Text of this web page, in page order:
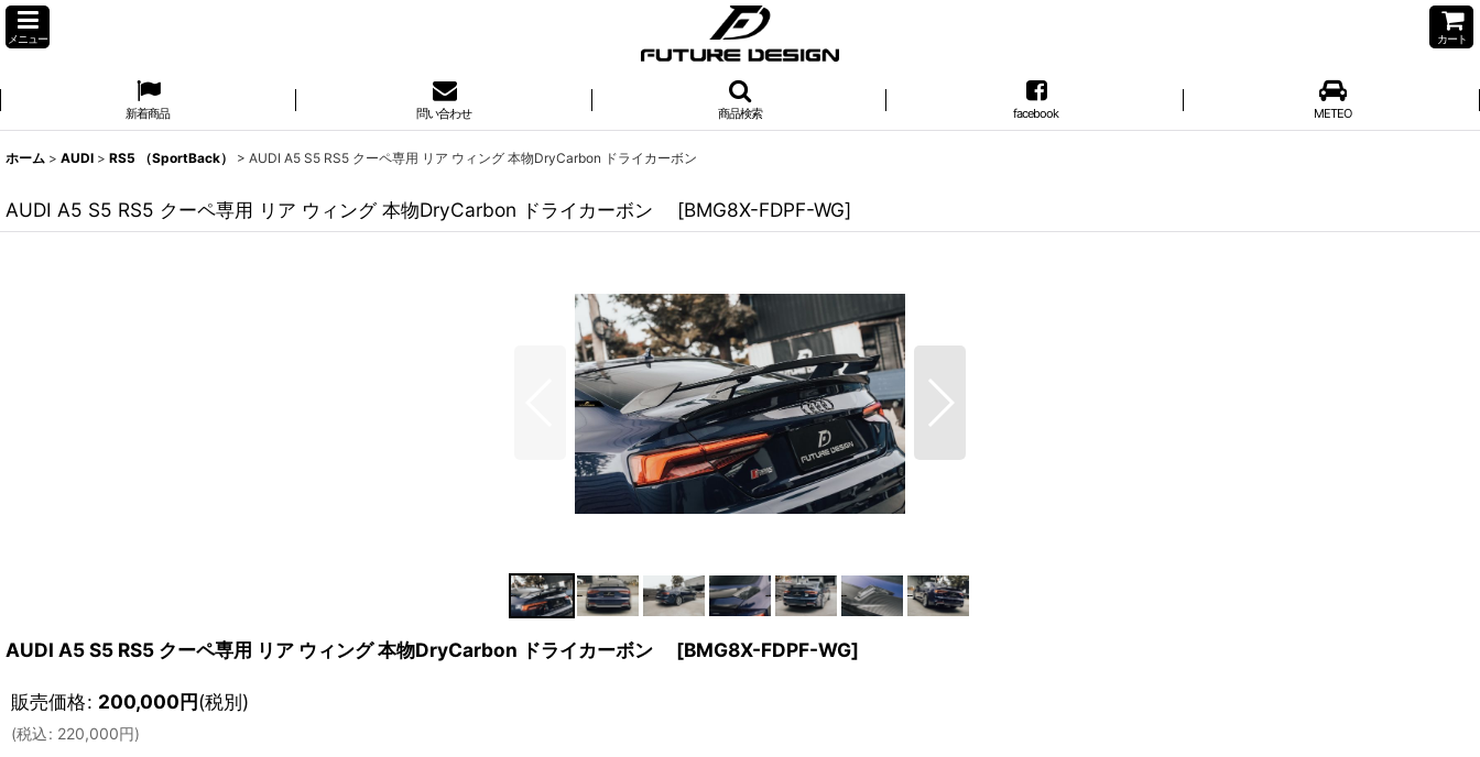
メニュー カート
新着商品 問い合わせ 商品検索 facebook METEO
ホーム > AUDI > RS5 （SportBack） > AUDI A5 S5 RS5 クーペ専用 リア ウィング 本物DryCarbon ドライカーボン
AUDI A5 S5 RS5 クーペ専用 リア ウィング 本物DryCarbon ドライカーボン [BMG8X-FDPF-WG]
AUDI A5 S5 RS5 クーペ専用 リア ウィング 本物DryCarbon ドライカーボン [BMG8X-FDPF-WG]
販売価格: 200,000円(税別)
(税込: 220,000円)